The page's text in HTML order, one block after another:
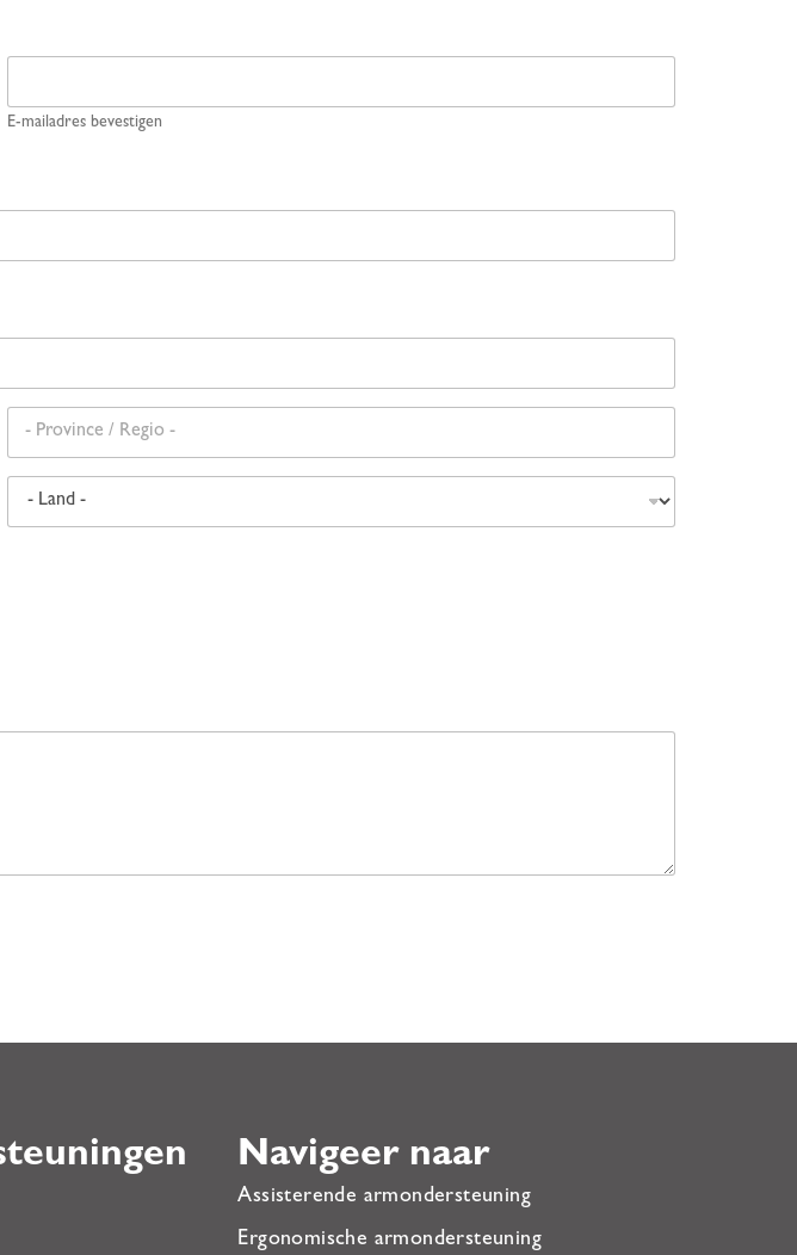
E-mailadres bevestigen
Regio
Navigeer naar
Assisterende armondersteuning
Ergonomische armondersteuning